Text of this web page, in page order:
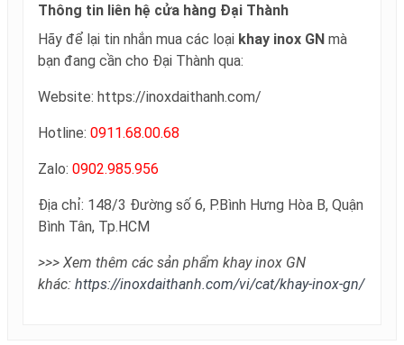
Thông tin liên hệ cửa hàng Đại Thành
Hãy để lại tin nhắn mua các loại khay inox GN mà
bạn đang cần cho Đại Thành qua:
Website: https://inoxdaithanh.com/
Hotline: 0911.68.00.68
Zalo: 0902.985.956
Địa chỉ: 148/3 Đường số 6, P.Bình Hưng Hòa B, Quận
Bình Tân, Tp.HCM
>>> Xem thêm các sản phẩm khay inox GN
khác: https://inoxdaithanh.com/vi/cat/khay-inox-gn/